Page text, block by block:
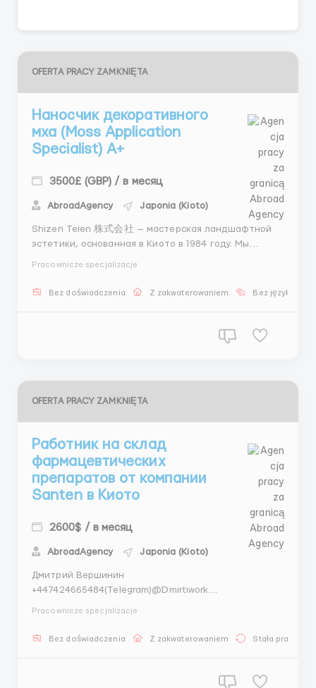
OFERTA PRACY ZAMKNIĘTA
Наносчик декоративного
мха (Moss Application
Specialist) А+
3500£ (GBP) / в месяц
AbroadAgency Japonia (Kioto)
Shizen Teien 株式会社 — мастерская ландшафтной
эстетики, основанная в Киото в 1984 году. Мы
храмов, частных резиденций и бутиков. 📋 Ваши
Pracownicze specjalizacje
Bez doświadczenia Z zakwaterowaniem Bez języka
OFERTA PRACY ZAMKNIĘTA
Работник на склад
фармацевтических
препаратов от компании
Santen в Киото
2600$ / в месяц
AbroadAgency Japonia (Kioto)
Дмитрий Вершинин
+447424665484(Telegram)@Dmirtiwork
Локация: Япония Киото Обязанности: Упаковщики.
Pracownicze specjalizacje
Bez doświadczenia Z zakwaterowaniem Stała praca